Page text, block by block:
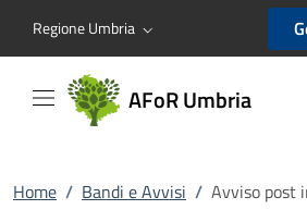
AFoR Umbria
Regione Umbria
AFoR Umbria
Home / Bandi e Avvisi / Avviso post